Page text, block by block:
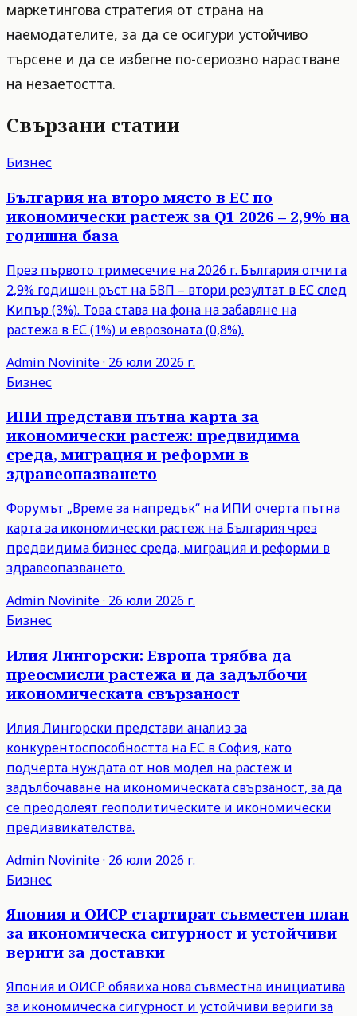
маркетингова стратегия от страна на
наемодателите, за да се осигури устойчиво
търсене и да се избегне по-сериозно нарастване
на незаетостта.
Свързани статии
Бизнес
България на второ място в ЕС по
икономически растеж за Q1 2026 – 2,9% на
годишна база
През първото тримесечие на 2026 г. България отчита
2,9% годишен ръст на БВП – втори резултат в ЕС след
Кипър (3%). Това става на фона на забавяне на
растежа в ЕС (1%) и еврозоната (0,8%).
Admin Novinite· 26 юли 2026 г.
Бизнес
ИПИ представи пътна карта за
икономически растеж: предвидима
среда, миграция и реформи в
здравеопазването
Форумът „Време за напредък“ на ИПИ очерта пътна
карта за икономически растеж на България чрез
предвидима бизнес среда, миграция и реформи в
здравеопазването.
Admin Novinite· 26 юли 2026 г.
Бизнес
Илия Лингорски: Европа трябва да
преосмисли растежа и да задълбочи
икономическата свързаност
Илия Лингорски представи анализ за
конкурентоспособността на ЕС в София, като
подчерта нуждата от нов модел на растеж и
задълбочаване на икономическата свързаност, за да
се преодолеят геополитическите и икономически
предизвикателства.
Admin Novinite· 26 юли 2026 г.
Бизнес
Япония и ОИСР стартират съвместен план
за икономическа сигурност и устойчиви
вериги за доставки
Япония и ОИСР обявиха нова съвместна инициатива
за икономическа сигурност и устойчиви вериги за